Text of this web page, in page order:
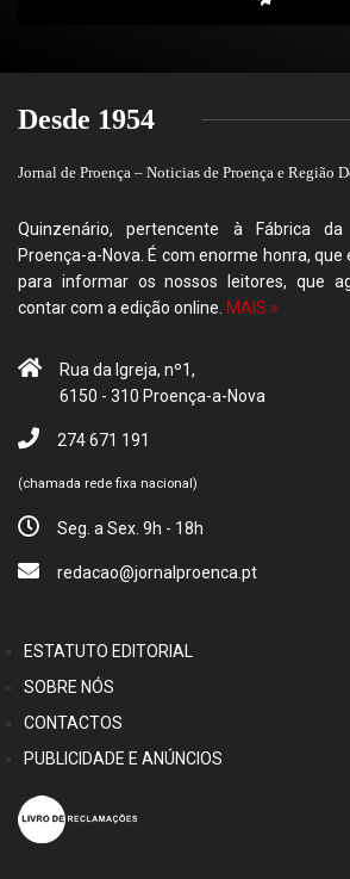
Desde 1954
Jornal de Proença – Noticias de Proença e Região
Quinzenário, pertencente à Fábrica
Proença-a-Nova. É com enorme honra,
para informar os nossos leitores, que
contar com a edição online. MAIS »
Rua da Igreja, nº1,
6150 - 310 Proença-a-Nova
274 671 191
(chamada rede fixa nacional)
Seg. a Sex. 9h - 18h
redacao@jornalproenca.pt
ESTATUTO EDITORIAL
SOBRE NÓS
CONTACTOS
PUBLICIDADE E ANÚNCIOS